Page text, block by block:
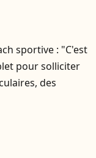
sportive : "C'est
pour solliciter
des